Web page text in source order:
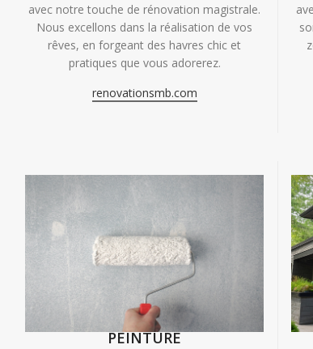
avec notre touche de rénovation magistrale.
Nous excellons dans la réalisation de vos
rêves, en forgeant des havres chic et
pratiques que vous adorerez.
renovationsmb.com
PEINTURE